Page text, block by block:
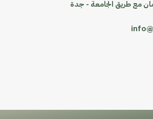
مع طريق الجامعة - جدة